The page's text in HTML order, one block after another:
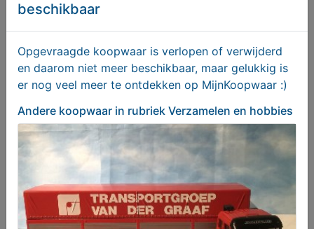
Naaikistje/sieradenkistje
€ 69,50
beschikbaar
Opgevraagde koopwaar is verlopen of verwijderd
en daarom niet meer beschikbaar, maar gelukkig is
er nog veel meer te ontdekken op MijnKoopwaar :)
Andere koopwaar in rubriek Verzamelen en hobbies